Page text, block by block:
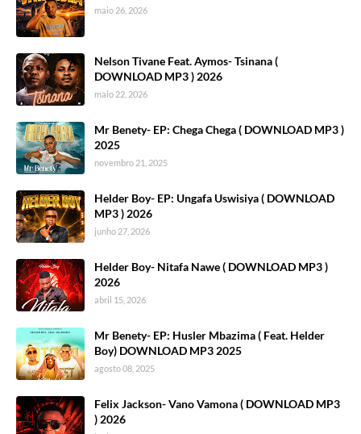
maio 26, 2026
Nelson Tivane Feat. Aymos- Tsinana (
DOWNLOAD MP3 ) 2026
maio 22, 2026
Mr Benety- EP: Chega Chega ( DOWNLOAD MP3 )
2025
novembro 21, 2025
Helder Boy- EP: Ungafa Uswisiya ( DOWNLOAD
MP3 ) 2026
junho 27, 2026
Helder Boy- Nitafa Nawe ( DOWNLOAD MP3 )
2026
abril 15, 2026
Mr Benety- EP: Husler Mbazima ( Feat. Helder
Boy) DOWNLOAD MP3 2025
agosto 08, 2025
Felix Jackson- Vano Vamona ( DOWNLOAD MP3
) 2026